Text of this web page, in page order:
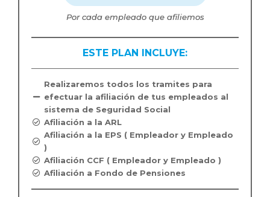
Por cada empleado que afiliemos
ESTE PLAN INCLUYE:
Realizaremos todos los tramites para
efectuar la afiliación de tus empleados al
sistema de Seguridad Social
Afiliación a la ARL
Afiliación a la EPS ( Empleador y Empleado
)
Afiliación CCF ( Empleador y Empleado )
Afiliación a Fondo de Pensiones